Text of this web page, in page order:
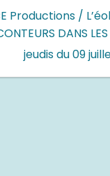
Productions /
DANS
jeudis du 09